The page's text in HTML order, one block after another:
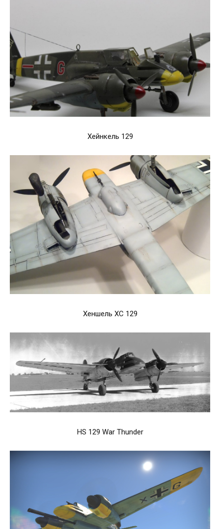
Хейнкель 129
Хеншель ХС 129
HS 129 War Thunder